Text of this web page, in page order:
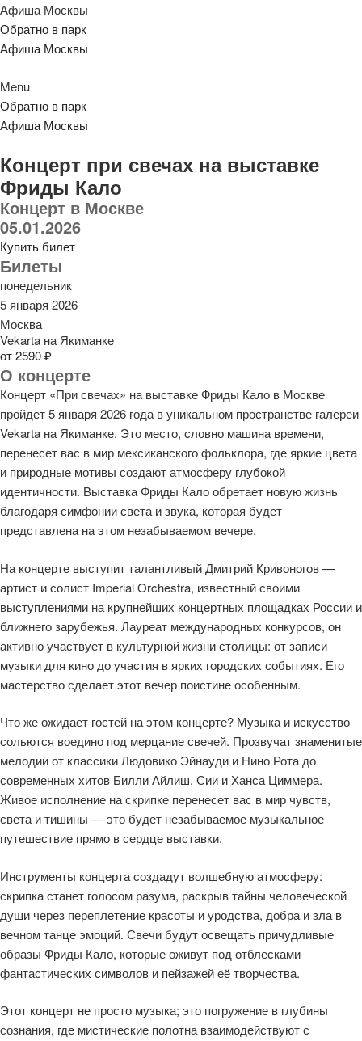
Афиша Москвы
Обратно в парк
Афиша Москвы
Menu
Обратно в парк
Афиша Москвы
Концерт при свечах на выставке
Фриды Кало
Концерт в Москве
05.01.2026
Купить билет
Билеты
понедельник
5 января 2026
Москва
Vekarta на Якиманке
от 2590 ₽
О концерте
Концерт «При свечах» на выставке Фриды Кало в Москве
пройдет 5 января 2026 года в уникальном пространстве галереи
Vekarta на Якиманке. Это место, словно машина времени,
перенесет вас в мир мексиканского фольклора, где яркие цвета
и природные мотивы создают атмосферу глубокой
идентичности. Выставка Фриды Кало обретает новую жизнь
благодаря симфонии света и звука, которая будет
представлена на этом незабываемом вечере.
На концерте выступит талантливый Дмитрий Кривоногов —
артист и солист Imperial Orchestra, известный своими
выступлениями на крупнейших концертных площадках России и
ближнего зарубежья. Лауреат международных конкурсов, он
активно участвует в культурной жизни столицы: от записи
музыки для кино до участия в ярких городских событиях. Его
мастерство сделает этот вечер поистине особенным.
Что же ожидает гостей на этом концерте? Музыка и искусство
сольются воедино под мерцание свечей. Прозвучат знаменитые
мелодии от классики Людовико Эйнауди и Нино Рота до
современных хитов Билли Айлиш, Сии и Ханса Циммера.
Живое исполнение на скрипке перенесет вас в мир чувств,
света и тишины — это будет незабываемое музыкальное
путешествие прямо в сердце выставки.
Инструменты концерта создадут волшебную атмосферу:
скрипка станет голосом разума, раскрыв тайны человеческой
души через переплетение красоты и уродства, добра и зла в
вечном танце эмоций. Свечи будут освещать причудливые
образы Фриды Кало, которые оживут под отблесками
фантастических символов и пейзажей её творчества.
Этот концерт не просто музыка; это погружение в глубины
сознания, где мистические полотна взаимодействуют с